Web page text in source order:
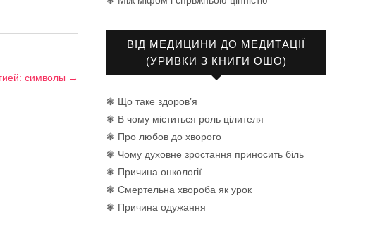
символы →
ВІД МЕДИЦИНИ ДО МЕДИТАЦІЇ
(УРИВКИ З КНИГИ ОШО)
❃ Що таке здоров’я
❃ В чому міститься роль цілителя
❃ Про любов до хворого
❃ Чому духовне зростання приносить біль
❃ Причина онкології
❃ Смертельна хвороба як урок
❃ Причина одужання